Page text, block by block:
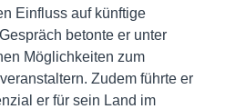
Einfluss auf künftige
betonte er unter
Möglichkeiten zum
Zudem führte er
er für sein Land im